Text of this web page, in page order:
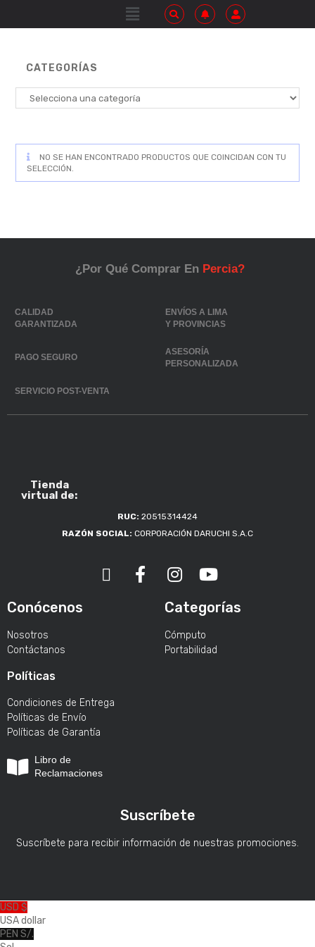
CATEGORÍAS
NO SE HAN ENCONTRADO PRODUCTOS QUE COINCIDAN CON TU
SELECCIÓN.
¿Por Qué Comprar En Percia?
CALIDAD
GARANTIZADA
ENVÍOS A LIMA
Y PROVINCIAS
PAGO SEGURO
ASESORÍA
PERSONALIZADA
SERVICIO POST-VENTA
Tienda
virtual de:
RUC: 20515314424
RAZÓN SOCIAL: CORPORACIÓN DARUCHI S.A.C
Conócenos
Nosotros
Contáctanos
Políticas
Condiciones de Entrega
Políticas de Envío
Políticas de Garantía
Libro de
Reclamaciones
Categorías
Cómputo
Portabilidad
Suscríbete
Suscríbete para recibir información de nuestras promociones.
USD $
USA dollar
PEN S/.